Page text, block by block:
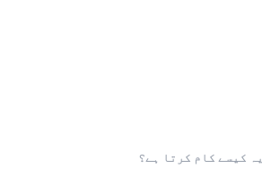
یہ کیسے کام کرتا ہے؟